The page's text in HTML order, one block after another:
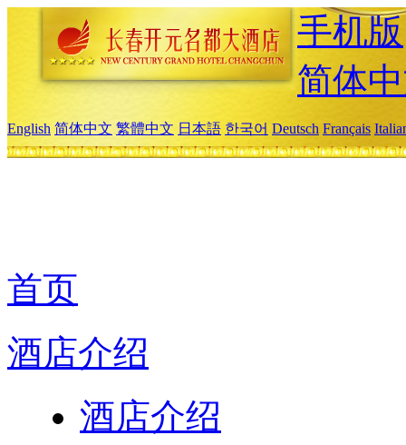
手机版
简体
English 简体中文 繁體中文 日本語 한국어 Deutsch Français
首页
酒店介绍
酒店介绍